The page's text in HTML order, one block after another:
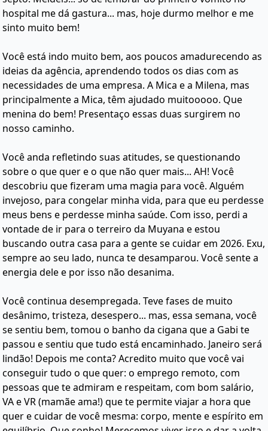
hospital me dá gastura... mas, hoje durmo melhor e me
sinto muito bem!
Você está indo muito bem, aos poucos amadurecendo as
ideias da agência, aprendendo todos os dias com as
necessidades de uma empresa. A Mica e a Milena, mas
principalmente a Mica, têm ajudado muitooooo. Que
menina do bem! Presentaço essas duas surgirem no
nosso caminho.
Você anda refletindo suas atitudes, se questionando
sobre o que quer e o que não quer mais... AH! Você
descobriu que fizeram uma magia para você. Alguém
invejoso, para congelar minha vida, para que eu perdesse
meus bens e perdesse minha saúde. Com isso, perdi a
vontade de ir para o terreiro da Muyana e estou
buscando outra casa para a gente se cuidar em 2026. Exu,
sempre ao seu lado, nunca te desamparou. Você sente a
energia dele e por isso não desanima.
Você continua desempregada. Teve fases de muito
desânimo, tristeza, desespero... mas, essa semana, você
se sentiu bem, tomou o banho da cigana que a Gabi te
passou e sentiu que tudo está encaminhado. Janeiro será
lindão! Depois me conta? Acredito muito que você vai
conseguir tudo o que quer: o emprego remoto, com
pessoas que te admiram e respeitam, com bom salário,
VA e VR (mamãe ama!) que te permite viajar a hora que
quer e cuidar de você mesma: corpo, mente e espírito em